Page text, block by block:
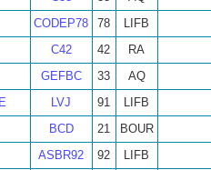
CODEP78 78 LIFB
C42 42 RA
GEFBC 33 AQ
LVJ 91 LIFB
BCD 21 BOUR
ASBR92 92 LIFB